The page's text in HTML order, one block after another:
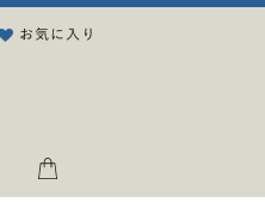
込み中...
お気に入り